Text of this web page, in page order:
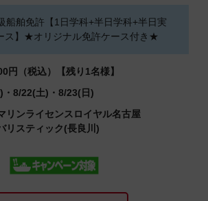
船舶免許【1日学科+半日学科+半日実
ス】★オリジナル免許ケース付き★
円（税込）【残り1名様】
・8/22(土)・8/23(日)
リンライセンスロイヤル名古屋
リスティック(長良川)